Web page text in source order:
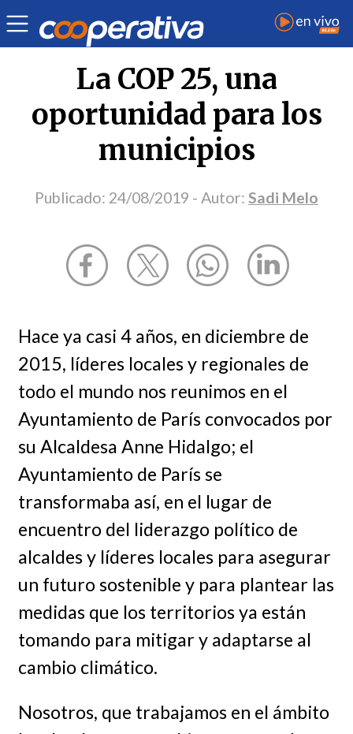
Opinión | Sadi Melo
La COP 25, una
oportunidad para los
municipios
Publicado: 24/08/2019 - Autor: Sadi Melo
Hace ya casi 4 años, en diciembre de
2015, líderes locales y regionales de
todo el mundo nos reunimos en el
Ayuntamiento de París convocados por
su Alcaldesa Anne Hidalgo; el
Ayuntamiento de París se
transformaba así, en el lugar de
encuentro del liderazgo político de
alcaldes y líderes locales para asegurar
un futuro sostenible y para plantear las
medidas que los territorios ya están
tomando para mitigar y adaptarse al
cambio climático.
Nosotros, que trabajamos en el ámbito